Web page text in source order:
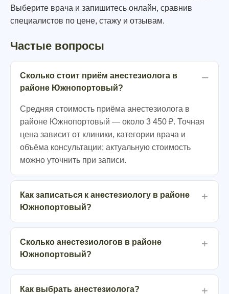
Выберите врача и запишитесь онлайн, сравнив
специалистов по цене, стажу и отзывам.
Частые вопросы
Сколько стоит приём анестезиолога в
районе Южнопортовый?
Средняя стоимость приёма анестезиолога в
районе Южнопортовый — около 3 450 ₽. Точная
цена зависит от клиники, категории врача и
объёма консультации; актуальную стоимость
можно уточнить при записи.
Как записаться к анестезиологу в районе
Южнопортовый?
Сколько анестезиологов в районе
Южнопортовый?
Как выбрать анестезиолога?